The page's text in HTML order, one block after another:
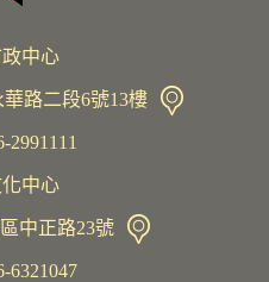
中心
路二段6號13樓
2991111
中心
中正路23號
6321047